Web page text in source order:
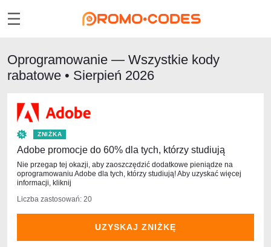
Oprogramowanie — Wszystkie kody
rabatowe • Sierpień 2026
ZNIŻKA
Adobe promocje do 60% dla tych, którzy studiują
Nie przegap tej okazji, aby zaoszczędzić dodatkowe pieniądze na
oprogramowaniu Adobe dla tych, którzy studiują! Aby uzyskać więcej
informacji, kliknij
Liczba zastosowań: 20
UZYSKAJ ZNIŻKĘ